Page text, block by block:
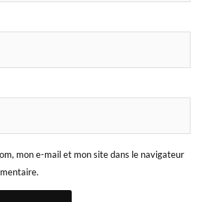
mon e-mail et mon site dans le navigateur